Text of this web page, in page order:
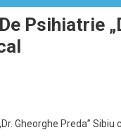
Psihiatrie
Gheorghe Preda”